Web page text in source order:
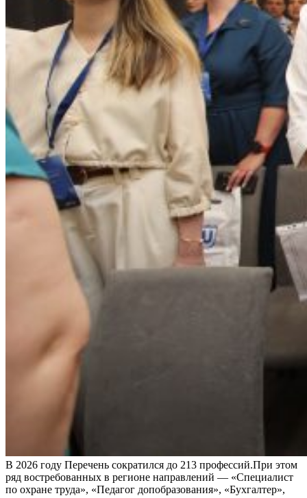
В 2026 году Перечень сократился до 213 профессий.При этом
ряд востребованных в регионе направлений — «Специалист
по охране труда», «Педагог допобразования», «Бухгалтер»,